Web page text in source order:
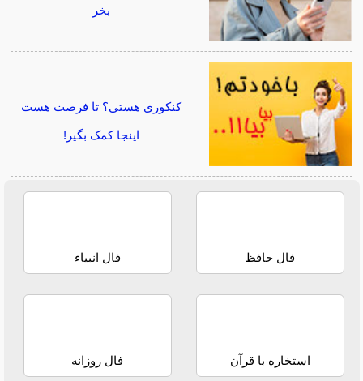
بخر
کنکوری هستی؟ تا فرصت هست
اینجا کمک بگیر!
فال حافظ فال انبیاء
استخاره با قرآن فال روزانه